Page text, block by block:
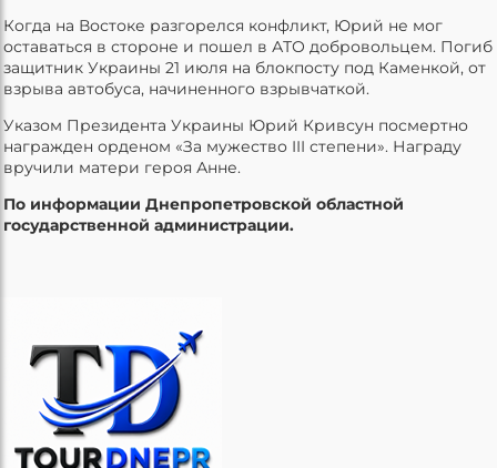
Когда на Востоке разгорелся конфликт, Юрий не мог
оставаться в стороне и пошел в АТО добровольцем. Погиб
защитник Украины 21 июля на блокпосту под Каменкой, от
взрыва автобуса, начиненного взрывчаткой.
Указом Президента Украины Юрий Кривсун посмертно
награжден орденом «За мужество III степени». Награду
вручили матери героя Анне.
По информации Днепропетровской областной
государственной администрации.